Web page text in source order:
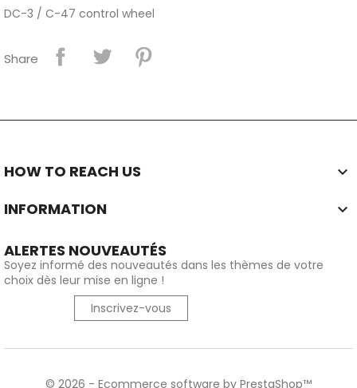
DC-3 / C-47 control wheel
Share
HOW TO REACH US 
INFORMATION 
ALERTES NOUVEAUTÉS
Soyez informé des nouveautés dans les thèmes de votre
choix dès leur mise en ligne !
Inscrivez-vous
© 2026 - Ecommerce software by PrestaShop™